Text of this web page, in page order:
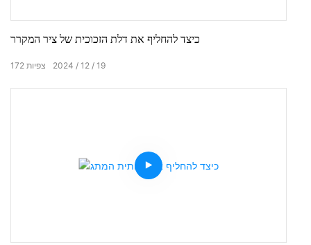
כיצד להחליף את דלת הזכוכית של ציר המקרר
2024 12 19
172 צפיות